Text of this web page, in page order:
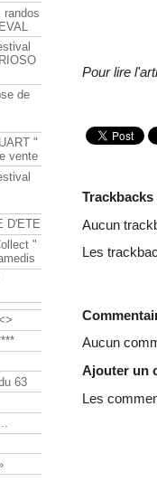
Pour lire
Trackbacks
Aucun
Les
Aucun
Ajouter un
Les
randos
de
"
vente
D'ETE
"
63